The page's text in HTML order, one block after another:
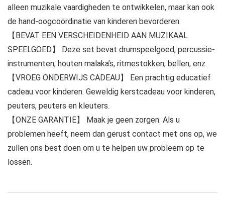
alleen muzikale vaardigheden te ontwikkelen, maar kan ook
de hand-oogcoördinatie van kinderen bevorderen.
【BEVAT EEN VERSCHEIDENHEID AAN MUZIKAAL
SPEELGOED】 Deze set bevat drumspeelgoed, percussie-
instrumenten, houten malaka’s, ritmestokken, bellen, enz.
【VROEG ONDERWIJS CADEAU】 Een prachtig educatief
cadeau voor kinderen. Geweldig kerstcadeau voor kinderen,
peuters, peuters en kleuters.
【ONZE GARANTIE】 Maak je geen zorgen. Als u
problemen heeft, neem dan gerust contact met ons op, we
zullen ons best doen om u te helpen uw probleem op te
lossen.